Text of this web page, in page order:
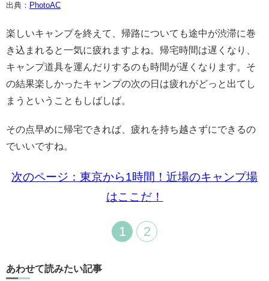
出典： PhotoAC
楽しいキャンプを終えて、帰路についても途中が渋滞に巻
き込まれると一気に疲れますよね。帰宅時間は遅くなり、
キャンプ道具を運んだりするのも時間が遅くなります。そ
の結果楽しかったキャンプの次の日は疲れがどっと出てし
まうということもしばしば。
その点早めに帰宅できれば、疲れを持ち越さずにできるの
でいいですね。
次のページ：東京から1時間！近場のキャンプ場
はここだ！
1 2
あわせて読みたい記事